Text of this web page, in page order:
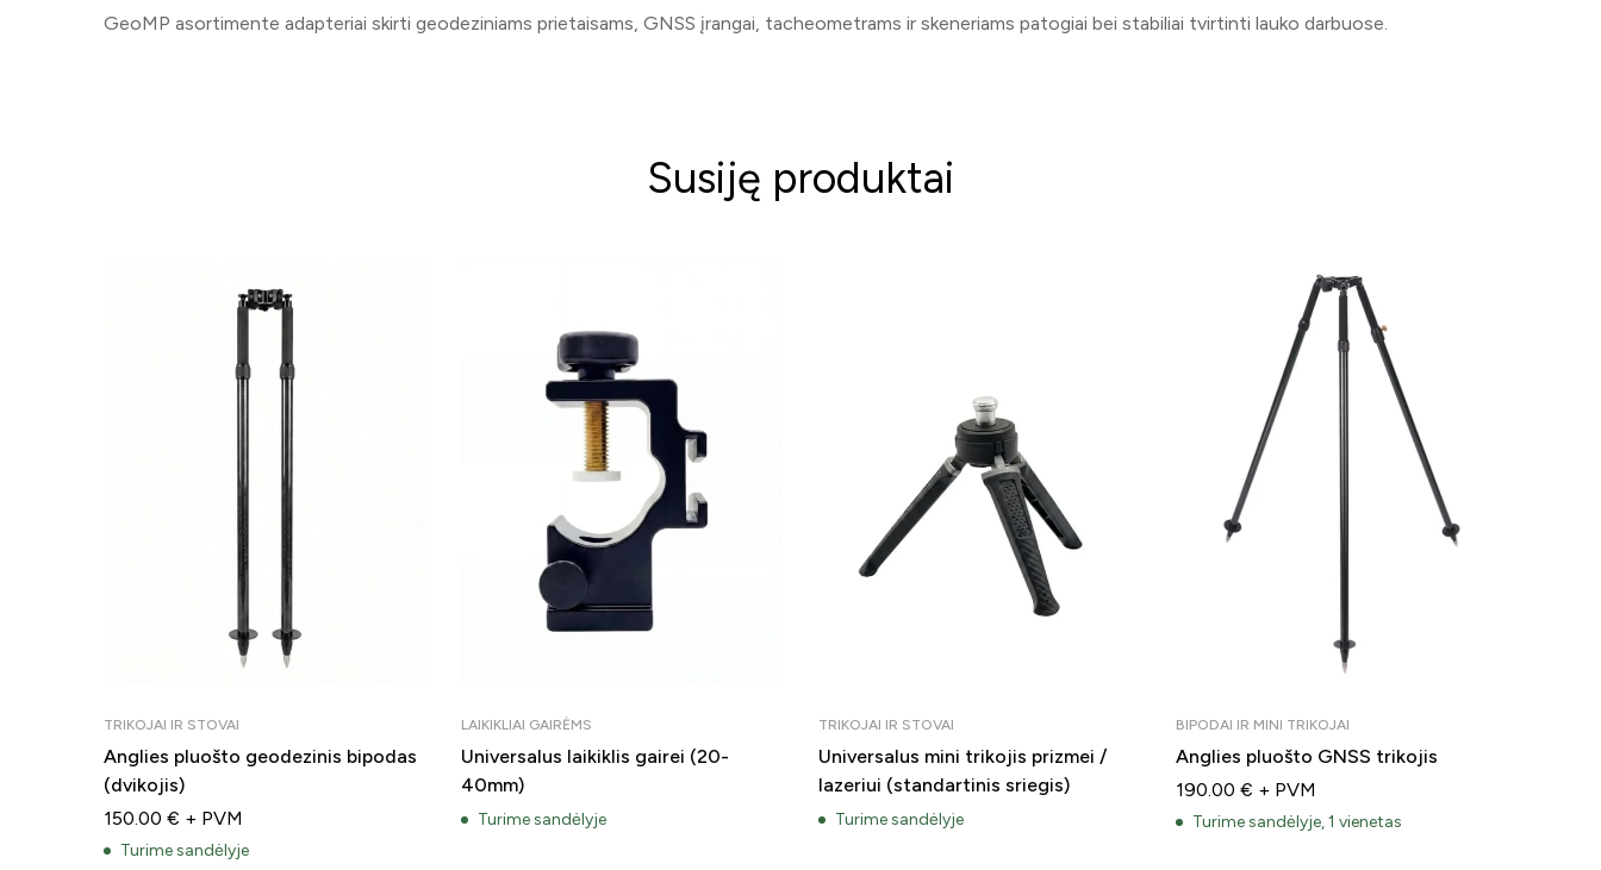
GeoMP asortimente adapteriai skirti geodeziniams prietaisams, GNSS įrangai, tacheometrams ir skeneriams patogiai bei stabiliai tvirtinti lauko darbuose.
Susiję produktai
TRIKOJAI IR STOVAI
Anglies pluošto geodezinis bipodas
(dvikojis)
150.00 € + PVM
Turime sandėlyje
LAIKIKLIAI GAIRĖMS
Universalus laikiklis gairei (20-
40mm)
Turime sandėlyje
TRIKOJAI IR STOVAI
Universalus mini trikojis prizmei /
lazeriui (standartinis sriegis)
Turime sandėlyje
BIPODAI IR MINI TRIKOJAI
Anglies pluošto GNSS trikojis
190.00 € + PVM
Turime sandėlyje, 1 vienetas